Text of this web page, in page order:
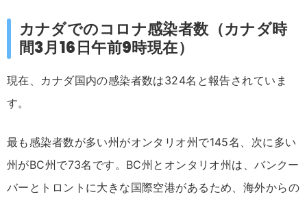
カナダでのコロナ感染者数（カナダ時
間3月16日午前9時現在）
現在、カナダ国内の感染者数は324名と報告されていま
す。
最も感染者数が多い州がオンタリオ州で145名、次に多い
州がBC州で73名です。BC州とオンタリオ州は、バンクー
バーとトロントに大きな国際空港があるため、海外からの